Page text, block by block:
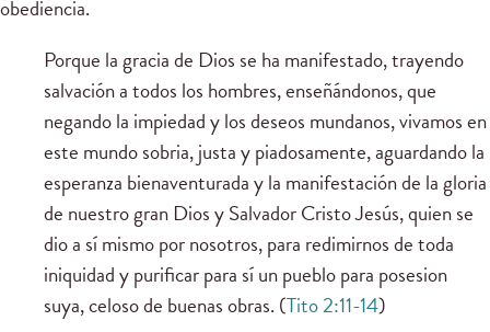
obediencia.
Porque la gracia de Dios se ha manifestado, trayendo
salvación a todos los hombres, enseñándonos, que
negando la impiedad y los deseos mundanos, vivamos en
este mundo sobria, justa y piadosamente, aguardando la
esperanza bienaventurada y la manifestación de la gloria
de nuestro gran Dios y Salvador Cristo Jesús, quien se
dio a sí mismo por nosotros, para redimirnos de toda
iniquidad y purificar para sí un pueblo para posesion
suya, celoso de buenas obras. (Tito 2:11-14)